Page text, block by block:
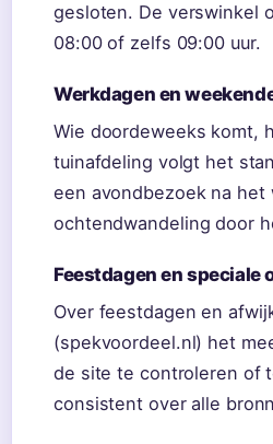
gesloten. De verswinkel
08:00 of zelfs 09:00 uur.
Werkdagen en
Wie doordeweeks komt,
tuinafdeling volgt het
een avondbezoek na
ochtendwandeling door
Feestdagen en speciale
Over feestdagen en
(spekvoordeel.nl) het
de site te controleren of
consistent over alle